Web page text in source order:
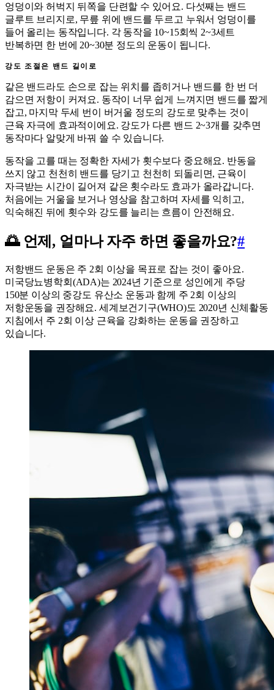
엉덩이와 허벅지 뒤쪽을 단련할 수 있어요. 다섯째는 밴드
글루트 브리지로, 무릎 위에 밴드를 두르고 누워서 엉덩이를
들어 올리는 동작입니다. 각 동작을 10~15회씩 2~3세트
반복하면 한 번에 20~30분 정도의 운동이 됩니다.
강도 조절은 밴드 길이로
같은 밴드라도 손으로 잡는 위치를 좁히거나 밴드를 한 번 더
감으면 저항이 커져요. 동작이 너무 쉽게 느껴지면 밴드를 짧게
잡고, 마지막 두세 번이 버거울 정도의 강도로 맞추는 것이
근육 자극에 효과적이에요. 강도가 다른 밴드 2~3개를 갖추면
동작마다 알맞게 바꿔 쓸 수 있습니다.
동작을 고를 때는 정확한 자세가 횟수보다 중요해요. 반동을
쓰지 않고 천천히 밴드를 당기고 천천히 되돌리면, 근육이
자극받는 시간이 길어져 같은 횟수라도 효과가 올라갑니다.
처음에는 거울을 보거나 영상을 참고하며 자세를 익히고,
익숙해진 뒤에 횟수와 강도를 늘리는 흐름이 안전해요.
🌅 언제, 얼마나 자주 하면 좋을까요?#
저항밴드 운동은 주 2회 이상을 목표로 잡는 것이 좋아요.
미국당뇨병학회(ADA)는 2024년 기준으로 성인에게 주당
150분 이상의 중강도 유산소 운동과 함께 주 2회 이상의
저항운동을 권장해요. 세계보건기구(WHO)도 2020년 신체활동
지침에서 주 2회 이상 근육을 강화하는 운동을 권장하고
있습니다.